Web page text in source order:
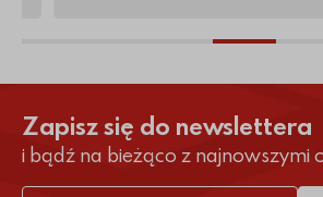
Zapisz się do newslettera
i bądź na bieżąco z najnowszymi